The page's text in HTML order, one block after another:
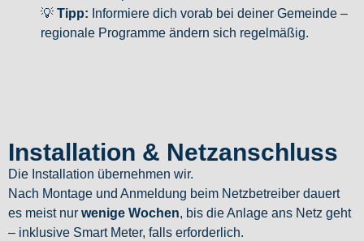
💡 Tipp: Informiere dich vorab bei deiner Gemeinde –
regionale Programme ändern sich regelmäßig.
Installation & Netzanschluss
Die Installation übernehmen wir.
Nach Montage und Anmeldung beim Netzbetreiber dauert
es meist nur wenige Wochen, bis die Anlage ans Netz geht
– inklusive Smart Meter, falls erforderlich.